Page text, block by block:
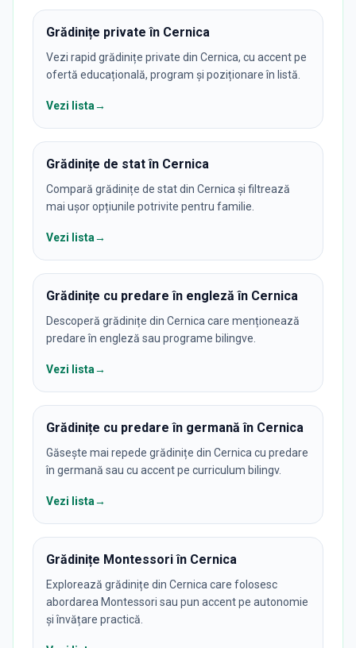
Grădinițe private în Cernica
Vezi rapid grădinițe private din Cernica, cu accent pe
ofertă educațională, program și poziționare în listă.
Vezi lista→
Grădinițe de stat în Cernica
Compară grădinițe de stat din Cernica și filtrează
mai ușor opțiunile potrivite pentru familie.
Vezi lista→
Grădinițe cu predare în engleză în Cernica
Descoperă grădinițe din Cernica care menționează
predare în engleză sau programe bilingve.
Vezi lista→
Grădinițe cu predare în germană în Cernica
Găsește mai repede grădinițe din Cernica cu predare
în germană sau cu accent pe curriculum bilingv.
Vezi lista→
Grădinițe Montessori în Cernica
Explorează grădinițe din Cernica care folosesc
abordarea Montessori sau pun accent pe autonomie
și învățare practică.